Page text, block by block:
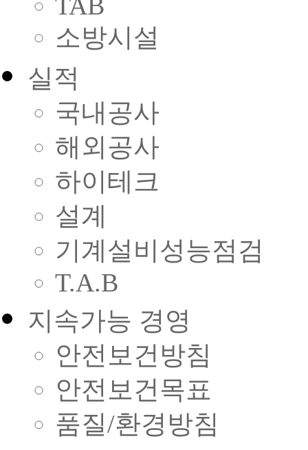
TAB
소방시설
실적
국내공사
해외공사
하이테크
설계
기계설비성능점검
T.A.B
지속가능 경영
안전보건방침
안전보건목표
품질/환경방침